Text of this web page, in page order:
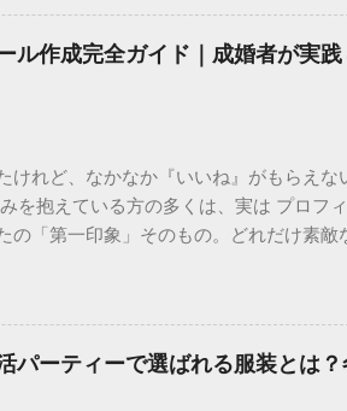
うに戦略を立てれば良いのか、具体的
ンク表とは、年齢、年収、学歴、外見
です。多くの結婚相談所やマッチングア
なるのが特徴です。 男性の評価ポイン
。 Sランク： 年収1000万円以上、医師
ミュニケーション能力が加味されます
つのが**「年齢」と「外見の雰囲気」**
代後半〜32歳前後、清楚で整った容姿
さ」でカバーすることが可能です。 自
大きなメリットがあります。それは**
原因は、無意識のうちに自分のランクよ
ル作成完全ガイド｜成婚者が実
けれど、なかなか『いいね』がもらえ
を抱えている方の多くは、実は プロフ
の「第一印象」そのもの。どれだけ素
す。それは、単に自分を良く見せるこ
の記事では、多くの成婚者を輩出した
徹底解説します。 1. 【写真編】0.5秒で
要素です。検索画面で並んだときに「
パーティーで選ばれる服装とは